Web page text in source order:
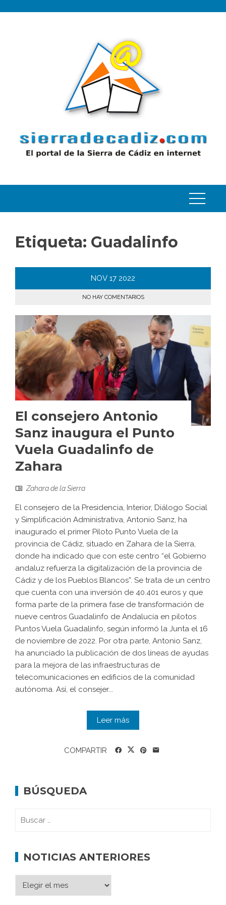
Etiqueta: Guadalinfo
NOV 17 2022
NO HAY COMENTARIOS
El consejero Antonio
Sanz inaugura el Punto
Vuela Guadalinfo de
Zahara
Zahara de la Sierra
El consejero de la Presidencia, Interior, Diálogo Social
y Simplificación Administrativa, Antonio Sanz, ha
inaugurado el primer Piloto Punto Vuela de la
provincia de Cádiz, situado en Zahara de la Sierra,
donde ha indicado que con este centro “el Gobierno
andaluz refuerza la digitalización de la provincia de
Cádiz y de los Pueblos Blancos”. Se trata de un centro
que cuenta con una inversión de 40.401 euros y que
forma parte de la primera fase de transformación de
nueve centros Guadalinfo de Andalucía en pilotos
Puntos Vuela Guadalinfo, según informó la Junta el 16
de noviembre de 2022. Por otra parte, Antonio Sanz,
ha anunciado la publicación de dos líneas de ayudas
para la mejora de las infraestructuras de
telecomunicaciones en edificios de la comunidad
autónoma. Así, el consejer...
Leer más
COMPARTIR
BÚSQUEDA
NOTICIAS ANTERIORES